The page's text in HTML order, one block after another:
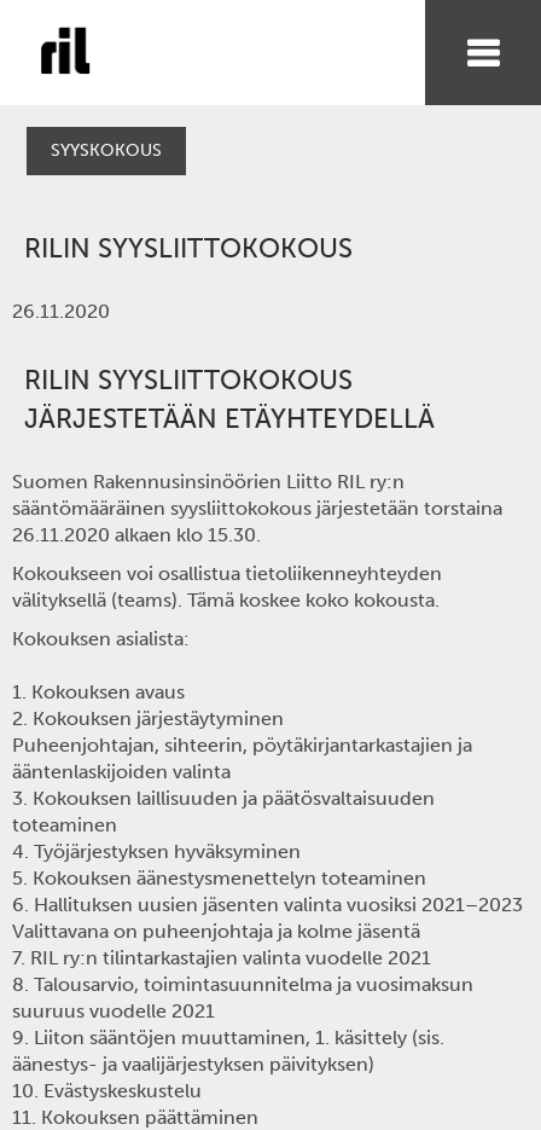
SYYSKOKOUS
RILIN SYYSLIITTOKOKOUS
26.11.2020
RILIN SYYSLIITTOKOKOUS
JÄRJESTETÄÄN ETÄYHTEYDELLÄ
Suomen Rakennusinsinöörien Liitto RIL ry:n
sääntömääräinen syysliittokokous järjestetään torstaina
26.11.2020 alkaen klo 15.30.
Kokoukseen voi osallistua tietoliikenneyhteyden
välityksellä (teams). Tämä koskee koko kokousta.
Kokouksen asialista:
1. Kokouksen avaus
2. Kokouksen järjestäytyminen
Puheenjohtajan, sihteerin, pöytäkirjantarkastajien ja
ääntenlaskijoiden valinta
3. Kokouksen laillisuuden ja päätösvaltaisuuden
toteaminen
4. Työjärjestyksen hyväksyminen
5. Kokouksen äänestysmenettelyn toteaminen
6. Hallituksen uusien jäsenten valinta vuosiksi 2021–2023
Valittavana on puheenjohtaja ja kolme jäsentä
7. RIL ry:n tilintarkastajien valinta vuodelle 2021
8. Talousarvio, toimintasuunnitelma ja vuosimaksun
suuruus vuodelle 2021
9. Liiton sääntöjen muuttaminen, 1. käsittely (sis.
äänestys- ja vaalijärjestyksen päivityksen)
10. Evästyskeskustelu
11. Kokouksen päättäminen